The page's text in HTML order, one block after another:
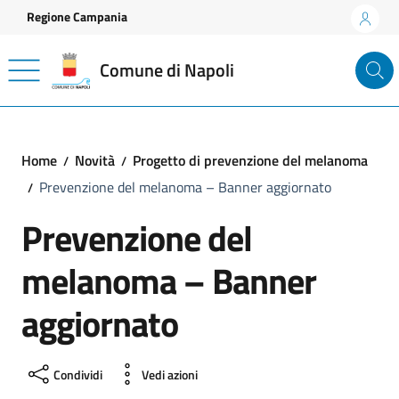
Vai ai contenuti
Vai al footer
Regione Campania
Comune di Napoli
Home Novità
Progetto di prevenzione del melanoma
Prevenzione del melanoma – Banner aggiornato
Prevenzione del
melanoma – Banner
aggiornato
Condividi Vedi azioni